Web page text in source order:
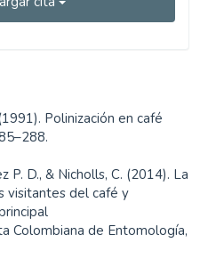
Polinización en café
P. D., & Nicholls, C. (2014). La
visitantes del café y
Colombiana de Entomología,